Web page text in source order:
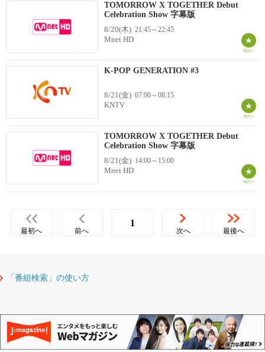
TOMORROW X TOGETHER Debut
Celebration Show 字幕版
8/20(木) 21:45～22:45
Mnet HD
K-POP GENERATION #3
8/21(金) 07:00～08:15
KNTV
TOMORROW X TOGETHER Debut
Celebration Show 字幕版
8/21(金) 14:00～15:00
Mnet HD
最初へ 前へ
1
次へ 最後へ
「番組検索」の使い方